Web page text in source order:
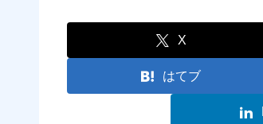
X
はてブ